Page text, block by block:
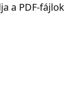
a PDF-fájlok